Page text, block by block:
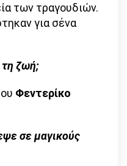
των τραγουδιών.
για σένα
τη ζωή;
Φεντερίκο
σε μαγικούς